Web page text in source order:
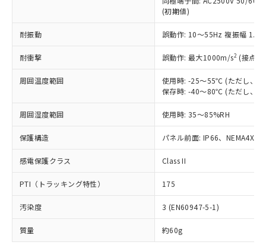
(初期値)
耐振動 誤動作: 10～55Hz 複振幅
耐衝撃 誤動作: 最大1000m/s2 (接点
周囲温度範囲
使用時: -25～55℃ (ただし、氷
保存時: -40～80℃ (ただし、氷
周囲湿度範囲 使用時: 35～85%RH
保護構造 パネル前面: IP66、NEMA4X,
感電保護クラス Class II
PTI（トラッキング特性） 175
汚染度 3 (EN60947-5-1)
質量 約60g
ことをご了承ください。
在庫状況および標準価格照会結果は、
記載している更新日時点での社内デー
覧された時点での実際の在庫および標
準価格とは異なる場合があることをご
正式な納期状況および標準価格はお客
様のお取引先、またはお客様担当のオ
ムロン制御機器販売店・当社販売員に
オムロン制御機器販売店や当社販売拠
ください。
在庫状況および標準価格結果を当社の
示しないようお願いします。
マイパーツ機能（部品リスト作成サー
ビス）をご利用いただくには、I-Web
メンバーズにご登録されている必要が
むを得ず変更することがあります。
鉛(Pb) 1000ppm以下、 水銀(Hg) 1000ppm以下、 カド
六価クロム(Cr(Ⅵ)) 1000ppm以下、ポリ臭化ビフェニル
類(PBB) 1000ppm以下、ポリ臭化ジフェニルエーテル類
(PBDE) 1000ppm以下、フタル酸ビス(2-エチルヘキシ
ル) (DEHP)(別名：DOP) 1000ppm以下、フタル酸ブチ
(DIBP) 1000ppm以下
但し、RoHS指令で産業用監視および制御機器に対する
適用除外項目は除く。
フタル酸エステル類の４物質については閾値を超える意
図的な使用がないことを確認しています。
※2 対応予定月
部品在庫の切り替え状況などにより、予定
「－」：未確認です。当社販売部門へお問
*中国RoHS10物質の基準値 (GB/T26572)：
Pb(鉛) :1000ppm、 Hg(水銀) : 1000ppm、 Cd(カドミウ
ニル類) : 1000ppm、 PBDEs(ポリ臭化ジフェニルエーテ
イソブチル) : 1000ppm、 BBP(フタル酸ブチルベンジ
ル) : 1000ppm、
DEHP(フタル酸ビス(2-エチルヘキシル)) : 1000ppm
※2 環境保護使用期限
「ｅ」：有害物質（10物質）のすべてが基
準値以下であることを示します。
「10」：通常の使用状況下において有害物
及ぼさない年数を意味します。
為替および外国貿易法に定める商品
（以下｢規制貨物等」という）を輸出
または国外への提供する場合は、日本
国政府の輸出許可(または役務取引許
可)を取得するなどの必要な手続きを
当社は規制貨物を破棄する場合は、完
全に破砕するなど、違法に輸出されな
いよう必要な手段を講じます。
当社は貴社製品を、核兵器、ミサイ
ル、化学兵器、生物兵器またはその他
武器並びにこれらの製造装置等に一切
使用いたしません。
当社は、貴社製品を第三者に販売する
場合は、上記1、2および3の内容を当
販売先および販売に係わる関係者が違
法に輸出するおそれがある場合は、取
○ 一定数以上の在庫あり
△ 一定数には満たないが在庫あり
在庫なし(最新の在庫状況につ
いては、お客様のお取引先、ま
たはお客様担当のオムロン制御
機器販売店・当社販売員にご確
認ください)
受注生産機種、また在庫状況の
情報を公開していない機種